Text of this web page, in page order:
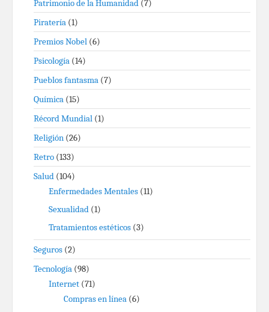
Patrimonio de la Humanidad (7)
Piratería (1)
Premios Nobel (6)
Psicología (14)
Pueblos fantasma (7)
Química (15)
Récord Mundial (1)
Religión (26)
Retro (133)
Salud (104)
Enfermedades Mentales (11)
Sexualidad (1)
Tratamientos estéticos (3)
Seguros (2)
Tecnología (98)
Internet (71)
Compras en línea (6)